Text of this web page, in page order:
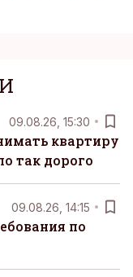
09.08.26, 15:30
квартиру
так дорого
09.08.26, 14:15
по